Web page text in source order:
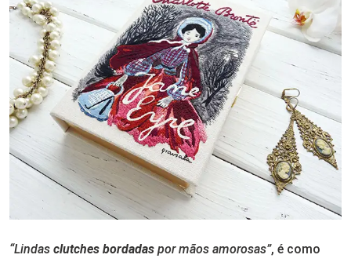
“Lindas clutches bordadas por mãos amorosas”, é como